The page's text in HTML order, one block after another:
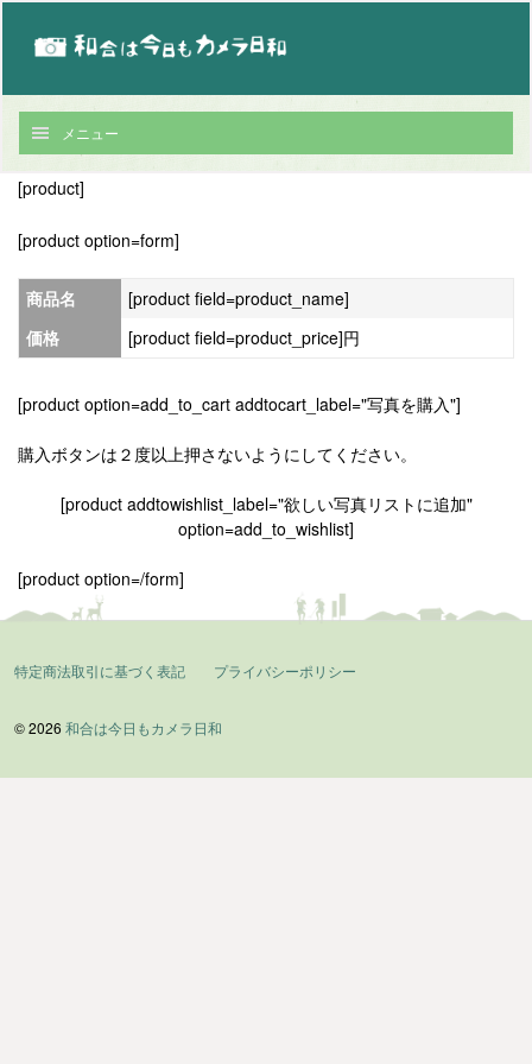
メニュー
[product]
[product option=form]
商品名
[product field=product_name]
価格
[product field=product_price]円
[product option=add_to_cart addtocart_label="写真を購入"]
購入ボタンは２度以上押さないようにしてください。
[product addtowishlist_label="欲しい写真リストに追加"
option=add_to_wishlist]
[product option=/form]
特定商法取引に基づく表記 プライバシーポリシー
© 2026 和合は今日もカメラ日和